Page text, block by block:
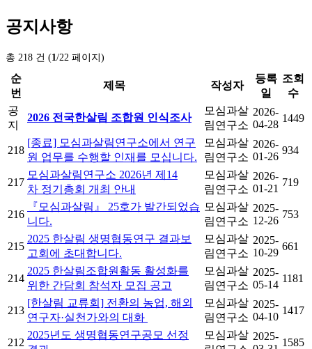
공지사항
총 218 건 (1/22 페이지)
순
번
제목 작성자
등록
일
조회
수
공
지
2026 전국한살림 조합원 인식조사
모심과살
림연구소
2026-
04-28
1449
218
[종료] 모심과살림연구소에서 연구
원 업무를 수행할 인재를 모십니다.
모심과살
림연구소
2026-
01-26
934
217
모심과살림연구소 2026년 제14
차 정기총회 개최 안내
모심과살
림연구소
2026-
01-21
719
216
『모심과살림』 25호가 발간되었습
니다.
모심과살
림연구소
2025-
12-26
753
215
2025 한살림 생명협동연구 결과보
고회에 초대합니다.
모심과살
림연구소
2025-
10-29
661
214
2025 한살림조합원활동 활성화를
위한 간담회 참석자 모집 공고
모심과살
림연구소
2025-
05-14
1181
213
[한살림 교류회] 전환의 농업, 해외
연구자·실천가와의 대화
모심과살
림연구소
2025-
04-10
1417
212
2025년도 생명협동연구공모 선정
모심과살 2025-
1585